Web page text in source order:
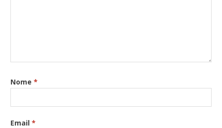
Nome*
Email*